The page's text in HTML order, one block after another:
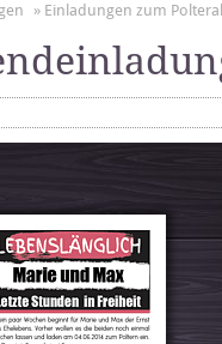
» Einladungen zum